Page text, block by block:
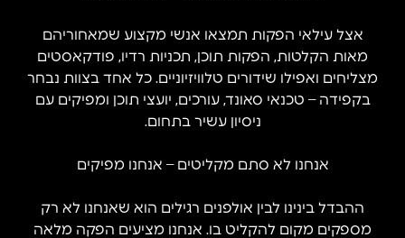
אצל עילאי הפקות תמצאו אנשי מקצוע שמאחוריהם
מאות הקלטות, הפקות תוכן, תכניות רדיו, פודקאסטים
מצליחים ואפילו שידורים טלוויזיוניים. כל אחד בצוות נבחר
בקפידה – טכנאי סאונד, עורכים, יועצי תוכן ומפיקים עם
ניסיון עשיר בתחום.
אנחנו לא סתם מקליטים – אנחנו מפיקים
ההבדל בינינו לבין אולפנים רגילים הוא שאנחנו לא רק
מספקים מקום להקליט בו. אנחנו מציעים הפקה מלאה